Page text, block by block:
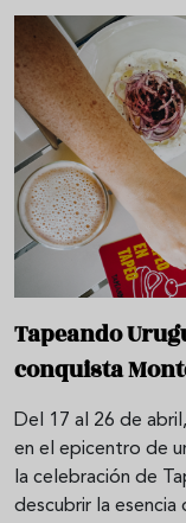
Tapeando
conquista
Del 17 al 26 de
en el epicentro de
la celebración de
descubrir la esencia